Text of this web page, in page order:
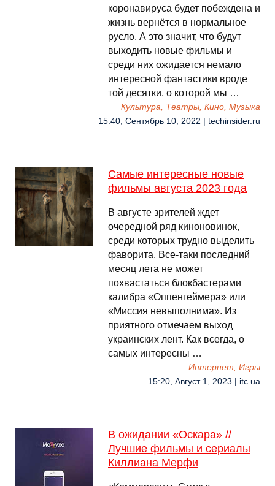
коронавируса будет побеждена и
жизнь вернётся в нормальное
русло. А это значит, что будут
выходить новые фильмы и
среди них ожидается немало
интересной фантастики вроде
той десятки, о которой мы …
Культура, Театры, Кино, Музыка
15:40, Сентябрь 10, 2022 | techinsider.ru
Самые интересные новые
фильмы августа 2023 года
В августе зрителей ждет
очередной ряд киноновинок,
среди которых трудно выделить
фаворита. Все-таки последний
месяц лета не может
похвастаться блокбастерами
калибра «Оппенгеймера» или
«Миссия невыполнима». Из
приятного отмечаем выход
украинских лент. Как всегда, о
самых интересны …
Интернет, Игры
15:20, Август 1, 2023 | itc.ua
В ожидании «Оскара» //
Лучшие фильмы и сериалы
Киллиана Мерфи